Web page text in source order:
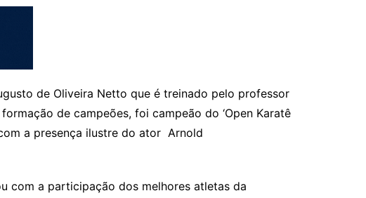
de Oliveira Netto que é treinado pelo professor
de campeões, foi campeão do ‘Open Karatê
a presença ilustre do ator Arnold
com a participação dos melhores atletas da